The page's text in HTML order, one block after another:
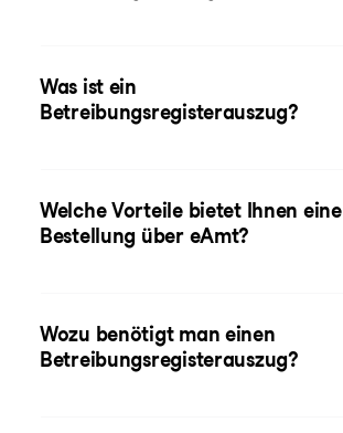
Was ist ein
Betreibungsregisterauszug?
Welche Vorteile bietet Ihnen eine
Bestellung über eAmt?
Wozu benötigt man einen
Betreibungsregisterauszug?